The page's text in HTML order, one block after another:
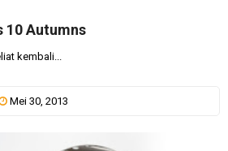
10 Autumns
kembali...
Mei 30, 2013